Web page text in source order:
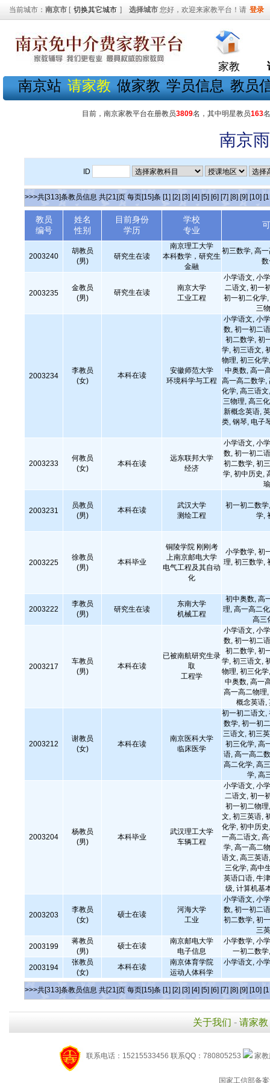
当前城市： 南京市 [ 切换其它城市 ] 选择城市 您好，欢迎来家教平台！请 登录
家教
南京站 请家教 做家教 学员信息 教员
目前，南京家教平台在册教员3809名，其中明星教员163
南京
ID
>>>共[313]条教员信息 共[21]页 每页[15]条 [1] [2] [3] [4] [5] [6] [7] [8] [9] [10]
教员
编号
姓名
性别
目前身份
学历
学校
专业
2003240
胡教员
(男)
研究生在读
南京理工大学
本科数学，研究生
金融
初三数学, 高
2003235
金教员
(男)
研究生在读
南京大学
工业工程
小学语文, 小
二语文, 初一
初一初二化学
三
2003234
李教员
(女)
本科在读
安徽师范大学
环境科学与工程
小学语文, 小
数, 初一初二
初二数学, 初
学, 初三语文,
物理, 初三化
中奥数, 高一
高一高二数学,
化学, 高三语
三物理, 高三
新概念英语,
类, 钢琴, 电子
2003233
何教员
(女)
本科在读
远东联邦大学
经济
小学语文, 小
数, 初一初二
初二数学, 初
学, 初中历史,
2003231
员教员
(男)
本科在读
武汉大学
测绘工程
初一初二数
学,
2003225
徐教员
(男)
本科毕业
铜陵学院 刚刚考
上南京邮电大学
电气工程及其自动
化
小学数学, 初
理, 初三数学,
2003222
李教员
(男)
研究生在读
东南大学
机械工程
初中奥数, 高
理, 高一高二
高三
2003217
车教员
(男)
本科在读
已被南航研究生录
取
工程学
小学语文, 小
数, 初一初二
初二数学, 初
学, 初三语文,
物理, 初三化
中奥数, 高一
高一高二物理
概念英语,
2003212
谢教员
(女)
本科在读
南京医科大学
临床医学
初一初二语文,
数学, 初一初
三语文, 初三
初三化学, 高
语, 高一高二
高二化学, 高
学, 高
2003204
杨教员
(男)
本科毕业
武汉理工大学
车辆工程
小学语文, 小
二语文, 初一
初一初二物
文, 初三英语,
化学, 初中历
一高二语文,
学, 高一高二
语文, 高三英
三化学, 高中
英语口语, 牛
级, 计算机基
2003203
李教员
(女)
硕士在读
河海大学
工业
小学语文, 小
数, 初一初二
初二数学, 初
三
2003199
蒋教员
(男)
硕士在读
南京邮电大学
电子信息
小学数学, 小
一初二数
2003194
张教员
(女)
本科在读
南京体育学院
运动人体科学
小学语文, 小
>>>共[313]条教员信息 共[21]页 每页[15]条 [1] [2] [3] [4] [5] [6] [7] [8] [9] [10]
关于我们 - 请家教
联系电话：15215533456 联系QQ：780805253 家
国家工信部备